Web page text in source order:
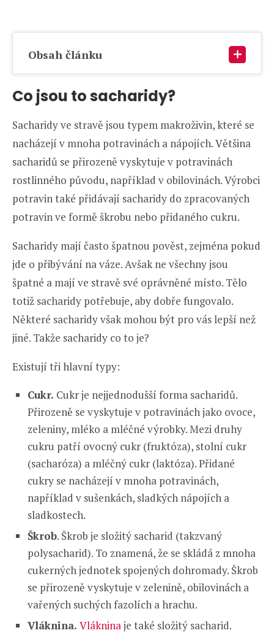
Obsah článku
Co jsou to sacharidy?
Sacharidy ve stravě jsou typem makroživin, které se
nacházejí v mnoha potravinách a nápojích. Většina
sacharidů se přirozeně vyskytuje v potravinách
rostlinného původu, například v obilovinách. Výrobci
potravin také přidávají sacharidy do zpracovaných
potravin ve formě škrobu nebo přidaného cukru.
Sacharidy mají často špatnou pověst, zejména pokud
jde o přibývání na váze. Avšak ne všechny jsou
špatné a mají ve stravě své oprávněné místo. Tělo
totiž sacharidy potřebuje, aby dobře fungovalo.
Některé sacharidy však mohou být pro vás lepší než
jiné. Takže sacharidy co to je?
Existují tři hlavní typy:
Cukr. Cukr je nejjednodušší forma sacharidů.
Přirozeně se vyskytuje v potravinách jako ovoce,
zeleniny, mléko a mléčné výrobky. Mezi druhy
cukru patří ovocný cukr (fruktóza), stolní cukr
(sacharóza) a mléčný cukr (laktóza). Přidané
cukry se nacházejí v mnoha potravinách,
například v sušenkách, sladkých nápojích a
sladkostech.
Škrob. Škrob je složitý sacharid (takzvaný
polysacharid). To znamená, že se skládá z mnoha
cukerných jednotek spojených dohromady. Škrob
se přirozeně vyskytuje v zelenině, obilovinách a
vařených suchých fazolích a hrachu.
Vláknina. Vláknina je také složitý sacharid.